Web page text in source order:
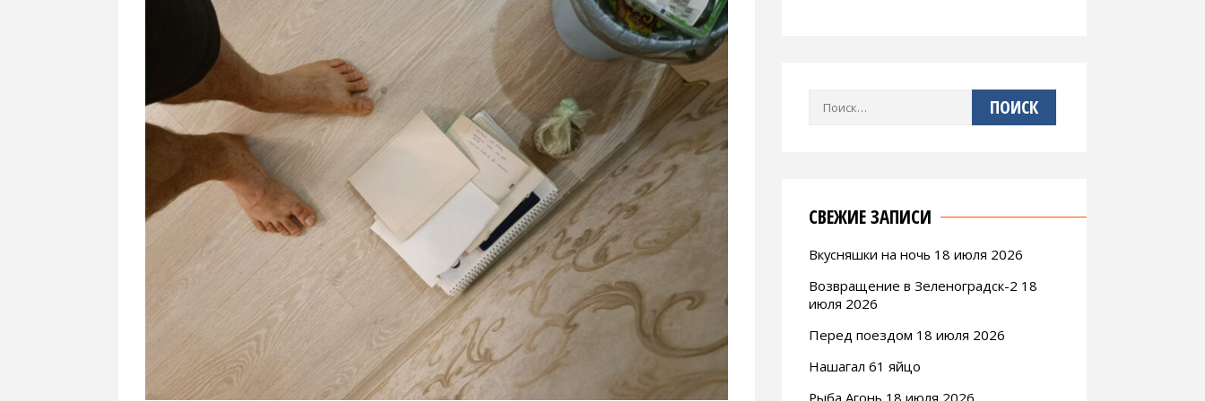
СВЕЖИЕ ЗАПИСИ
Вкусняшки на ночь 18 июля 2026
Возвращение в Зеленоградск-2 18
июля 2026
Перед поездом 18 июля 2026
Нашагал 61 яйцо
Рыба Агонь 18 июля 2026